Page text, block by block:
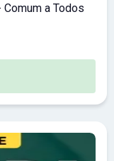
a Todos